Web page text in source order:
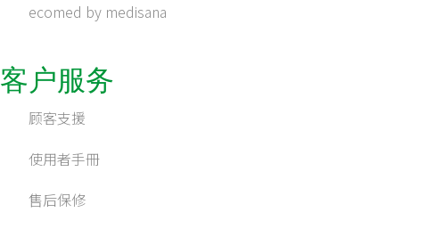
ecomed by medisana
客户服务
顾客支援
使用者手冊
售后保修